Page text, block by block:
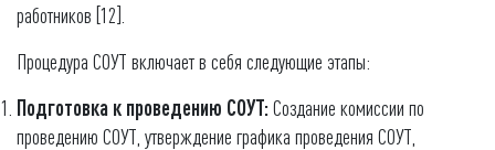
работников [12].
Процедура СОУТ включает в себя следующие этапы:
Подготовка к проведению СОУТ:Создание комиссии по
проведению СОУТ, утверждение графика проведения СОУТ,